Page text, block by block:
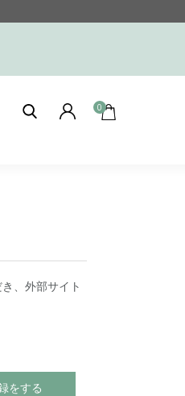
0
、外部サイト
をする